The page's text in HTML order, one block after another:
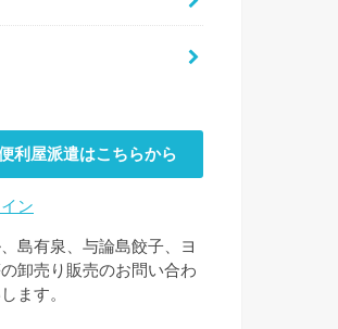
利屋派遣はこちらから
ン
島有泉、与論島餃子、ヨ
卸売り販売のお問い合わ
ます。